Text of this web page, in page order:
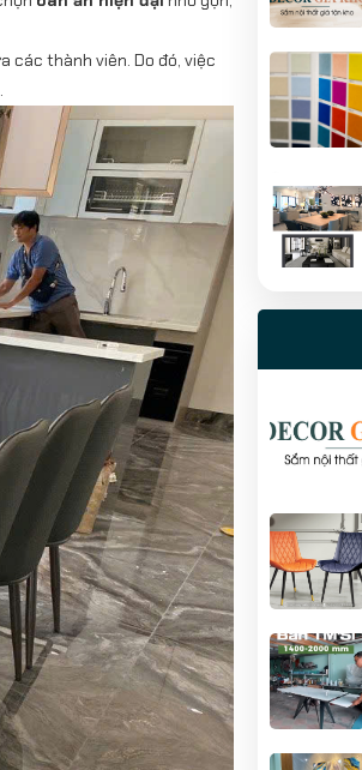
các thành viên. Do đó, việc